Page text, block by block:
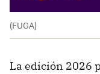
(FUGA)
La edición 2026